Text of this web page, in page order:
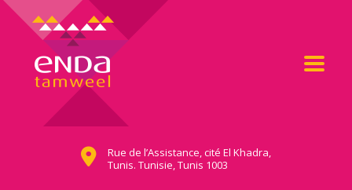
Rue de l’Assistance, cité El Khadra,
Tunis. Tunisie, Tunis 1003